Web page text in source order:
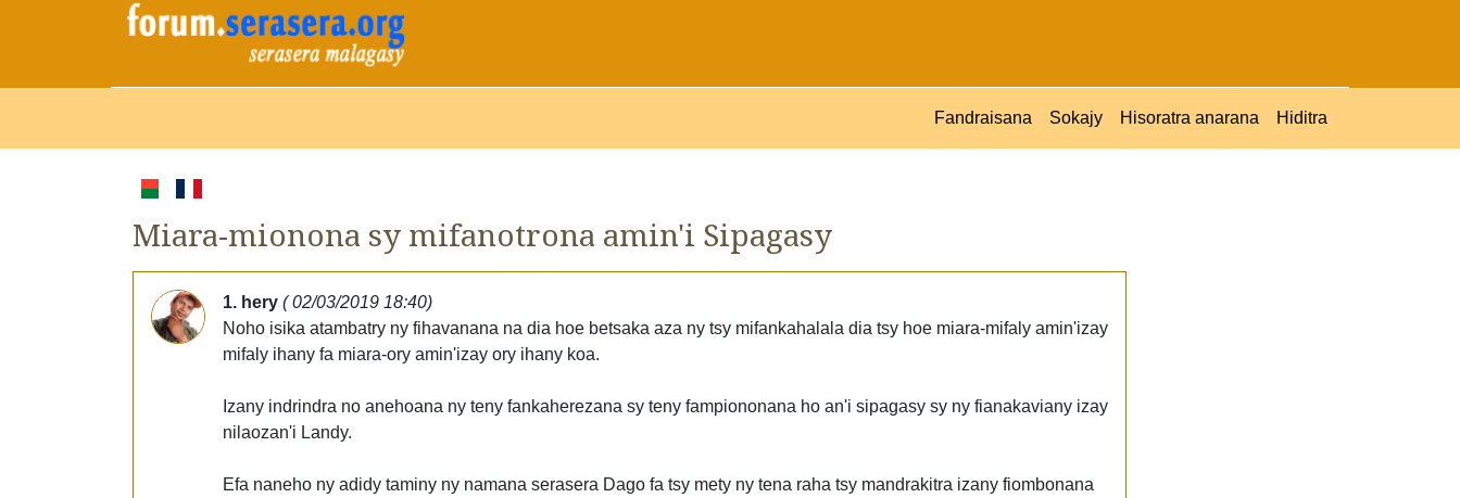
Fandraisana Sokajy Hisoratra anarana Hiditra
Miara-mionona sy mifanotrona amin'i Sipagasy
1. hery ( 02/03/2019 18:40)
Noho isika atambatry ny fihavanana na dia hoe betsaka aza ny tsy mifankahalala dia tsy hoe miara-mifaly amin'izay
mifaly ihany fa miara-ory amin'izay ory ihany koa.
Izany indrindra no anehoana ny teny fankaherezana sy teny fampiononana ho an'i sipagasy sy ny fianakaviany izay
nilaozan'i Landy.
Efa naneho ny adidy taminy ny namana serasera Dago fa tsy mety ny tena raha tsy mandrakitra izany fiombonana